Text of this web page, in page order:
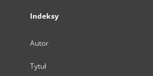
Indeksy
Autor
Tytuł